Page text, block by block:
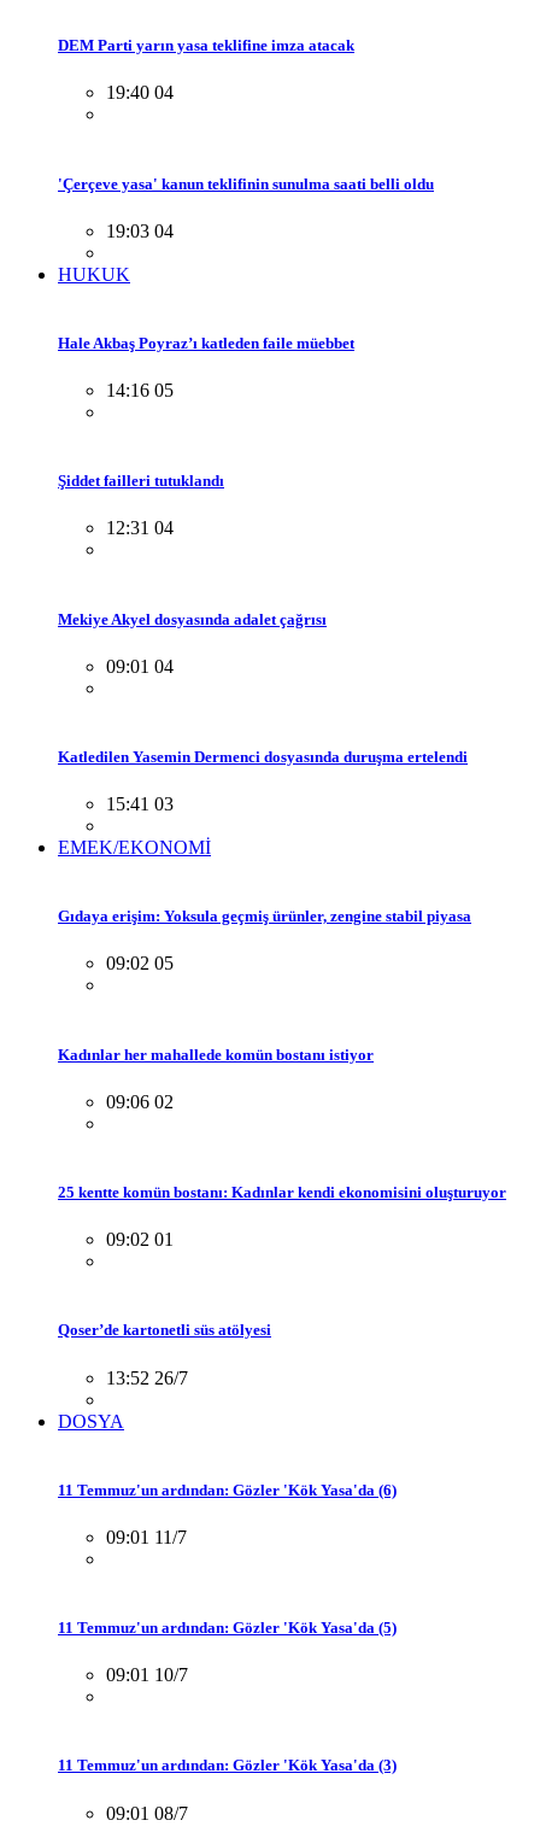
DEM Parti yarın yasa teklifine imza atacak
19:40 04
'Çerçeve yasa' kanun teklifinin sunulma saati belli oldu
19:03 04
HUKUK
Hale Akbaş Poyraz’ı katleden faile müebbet
14:16 05
Şiddet failleri tutuklandı
12:31 04
Mekiye Akyel dosyasında adalet çağrısı
09:01 04
Katledilen Yasemin Dermenci dosyasında duruşma ertelendi
15:41 03
EMEK/EKONOMİ
Gıdaya erişim: Yoksula geçmiş ürünler, zengine stabil piyasa
09:02 05
Kadınlar her mahallede komün bostanı istiyor
09:06 02
25 kentte komün bostanı: Kadınlar kendi ekonomisini oluşturuyor
09:02 01
Qoser’de kartonetli süs atölyesi
13:52 26/7
DOSYA
11 Temmuz'un ardından: Gözler 'Kök Yasa'da (6)
09:01 11/7
11 Temmuz'un ardından: Gözler 'Kök Yasa'da (5)
09:01 10/7
11 Temmuz'un ardından: Gözler 'Kök Yasa'da (3)
09:01 08/7